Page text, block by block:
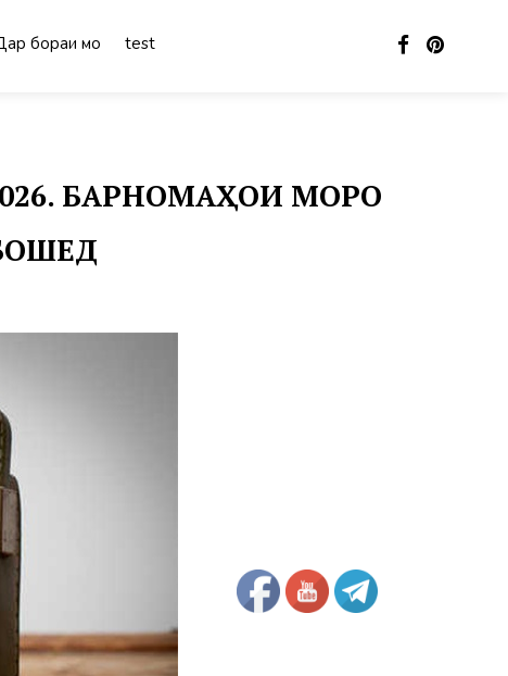
бораи мо test
БАРНОМАҲОИ МОРО